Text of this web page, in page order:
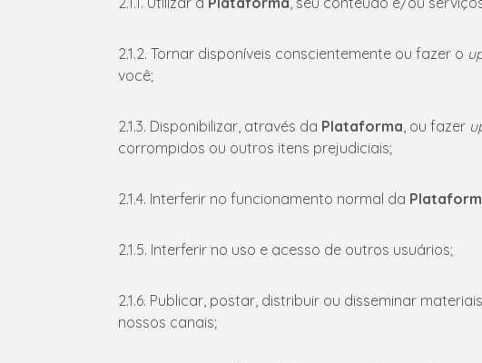
2.1.2. Tornar disponíveis conscientemente ou fazer o
você;
2.1.3. Disponibilizar, através da Plataforma, ou fazer
corrompidos ou outros itens prejudiciais;
2.1.4. Interferir no funcionamento normal da
2.1.5. Interferir no uso e acesso de outros usuários;
2.1.6. Publicar, postar, distribuir ou disseminar
nossos canais;